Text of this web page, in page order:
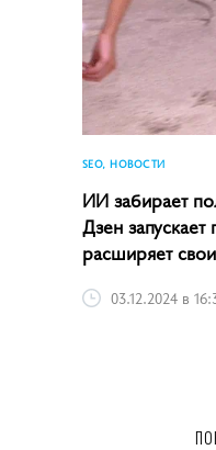
SEO, НОВОСТИ
ИИ забирает
Дзен
расширяет
03.12.2024 в